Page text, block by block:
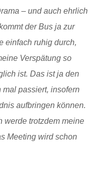
– und auch ehrlich
der Bus ja zur
einfach ruhig durch,
Verspätung so
ist. Das ist ja den
passiert, insofern
aufbringen können.
werde trotzdem meine
Meeting wird schon